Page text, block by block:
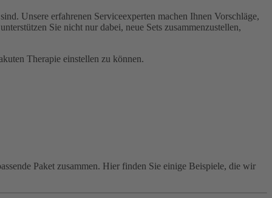
Unsere erfahrenen Serviceexperten machen Ihnen Vorschläge,
Sie nicht nur dabei, neue Sets zusammenzustellen,
Therapie einstellen zu können.
Paket zusammen. Hier finden Sie einige Beispiele, die wir